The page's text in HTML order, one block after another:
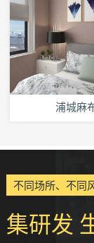
浦城麻
不同场所、不同
集研发